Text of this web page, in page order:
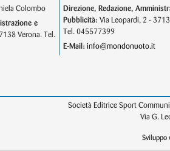
Colombo
e
Verona. Tel.
Direzione, Redazione,
Pubblicità: Via Leopardi, 2 -
Tel. 045577399
E-Mail: info@mondonuoto.it
Società Editrice Sport
Via G.
Sviluppo